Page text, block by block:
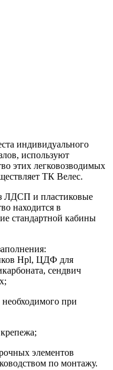
индивидуального
используют
этих легковозводимых
ТК Велес.
ЛДСП и пластиковые
находится в
стандартной кабины
Hpl, ЦДФ для
сендвич
при
элементов
по монтажу.